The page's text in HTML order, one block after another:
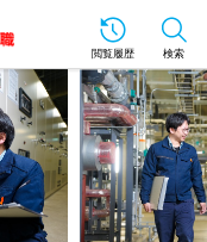
閲覧履歴 検索